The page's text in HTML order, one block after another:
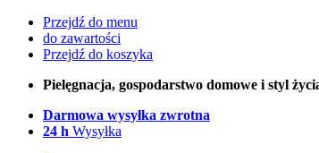
Przejdź do menu
do zawartości
Przejdź do koszyka
Pielęgnacja, gospodarstwo domowe i styl
Darmowa wysyłka zwrotna
24 h Wysyłka